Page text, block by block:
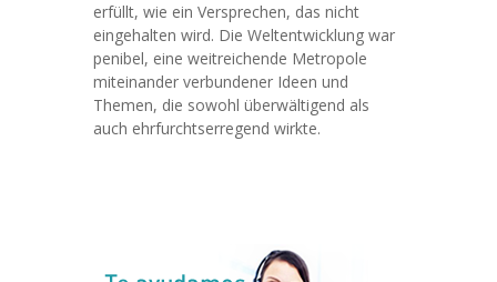
erfüllt, wie ein Versprechen, das nicht
eingehalten wird. Die Weltentwicklung war
penibel, eine weitreichende Metropole
miteinander verbundener Ideen und
Themen, die sowohl überwältigend als
auch ehrfurchtserregend wirkte.